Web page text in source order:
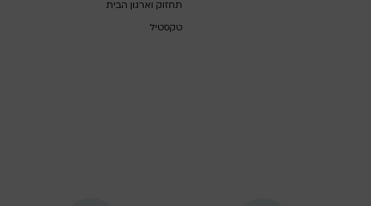
תחזוק וארגון הבית
טקסטיל